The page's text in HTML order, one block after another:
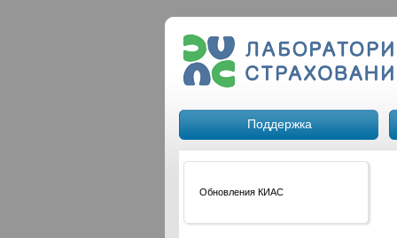
Поддержка
Обновления КИАС